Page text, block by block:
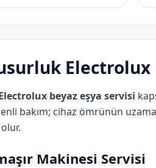
beyaz eşya servisi
bakım; cihaz ömrünün
Makinesi Servisi